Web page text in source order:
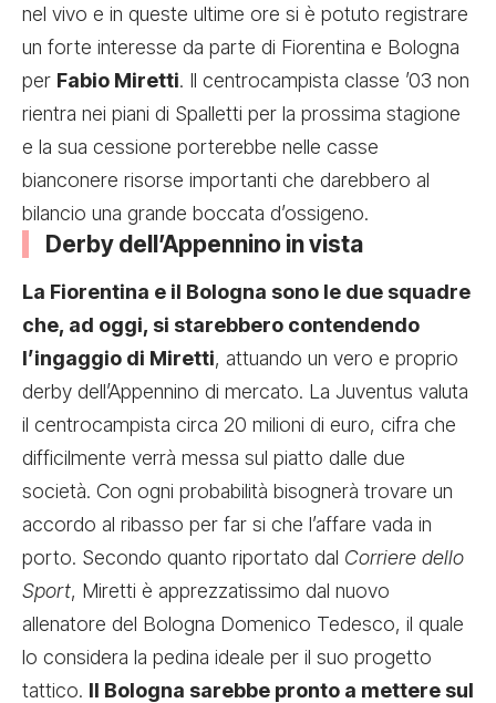
nel vivo e in queste ultime ore si è potuto registrare
un forte interesse da parte di Fiorentina e Bologna
per Fabio Miretti. Il centrocampista classe ’03 non
rientra nei piani di Spalletti per la prossima stagione
e la sua cessione porterebbe nelle casse
bianconere risorse importanti che darebbero al
bilancio una grande boccata d’ossigeno.
Derby dell’Appennino in vista
La Fiorentina e il Bologna sono le due squadre
che, ad oggi, si starebbero contendendo
l’ingaggio di Miretti, attuando un vero e proprio
derby dell’Appennino di mercato. La Juventus valuta
il centrocampista circa 20 milioni di euro, cifra che
difficilmente verrà messa sul piatto dalle due
società. Con ogni probabilità bisognerà trovare un
accordo al ribasso per far si che l’affare vada in
porto. Secondo quanto riportato dal Corriere dello
Sport, Miretti è apprezzatissimo dal nuovo
allenatore del Bologna Domenico Tedesco, il quale
lo considera la pedina ideale per il suo progetto
tattico. Il Bologna sarebbe pronto a mettere sul